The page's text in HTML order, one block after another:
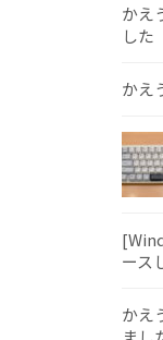
かえ
した
かえ
ース
かえ